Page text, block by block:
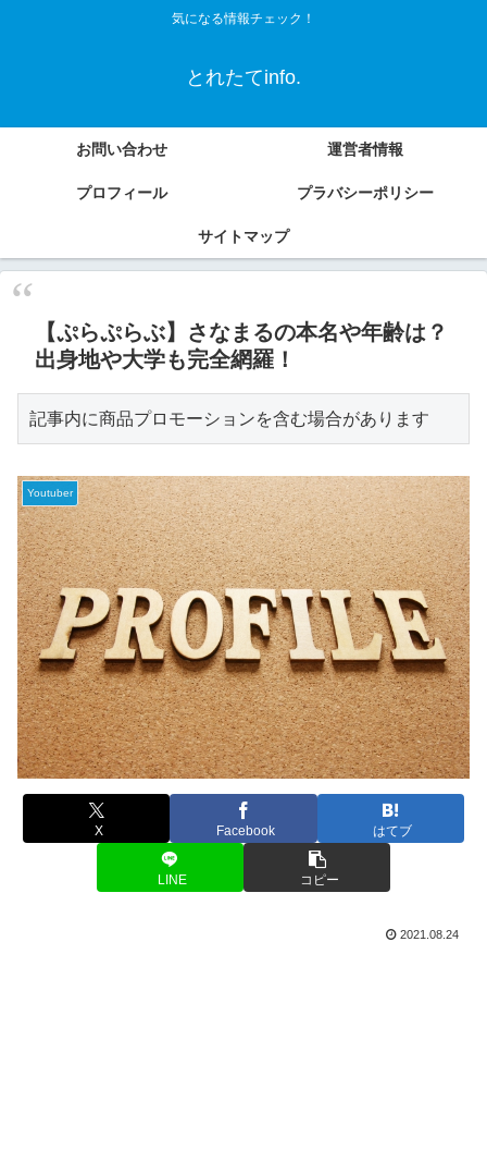
気になる情報チェック！
とれたてinfo.
お問い合わせ 運営者情報
プロフィール プラバシーポリシー
サイトマップ
【ぷらぷらぶ】さなまるの本名や年齢は？
出身地や大学も完全網羅！
記事内に商品プロモーションを含む場合があります
Youtuber
X Facebook はてブ
LINE コピー
2021.08.24